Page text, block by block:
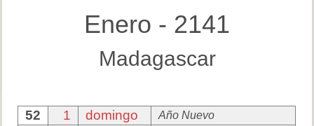
Enero - 2141
Madagascar
52 1 domingo Año Nuevo